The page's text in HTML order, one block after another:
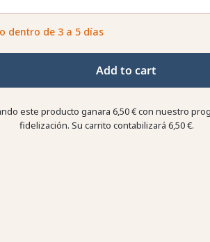
dentro de 3 a 5 días
Add to cart
este producto ganara 6,50 €con nuestro
fidelización. Su carrito contabilizará6,50 €.